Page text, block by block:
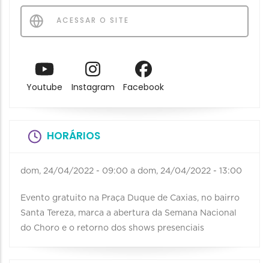
ACESSAR O SITE
Youtube Instagram Facebook
HORÁRIOS
dom, 24/04/2022 - 09:00 a dom, 24/04/2022 - 13:00
Evento gratuito na Praça Duque de Caxias, no bairro
Santa Tereza, marca a abertura da Semana Nacional
do Choro e o retorno dos shows presenciais